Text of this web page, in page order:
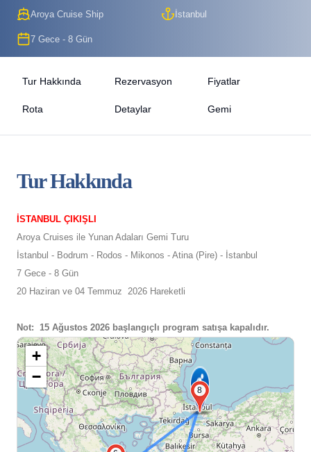
Aroya Cruise Ship İstanbul
7 Gece - 8 Gün
Tur Hakkında Rezervasyon Fiyatlar
Rota Detaylar Gemi
Tur Hakkında
İSTANBUL ÇIKIŞLI
Aroya Cruises ile Yunan Adaları Gemi Turu
İstanbul - Bodrum - Rodos - Mikonos - Atina (Pire) - İstanbul
7 Gece - 8 Gün
20 Haziran ve 04 Temmuz 2026 Hareketli
Not: 15 Ağustos 2026 başlangıçlı program satışa kapalıdır.
8
+
−